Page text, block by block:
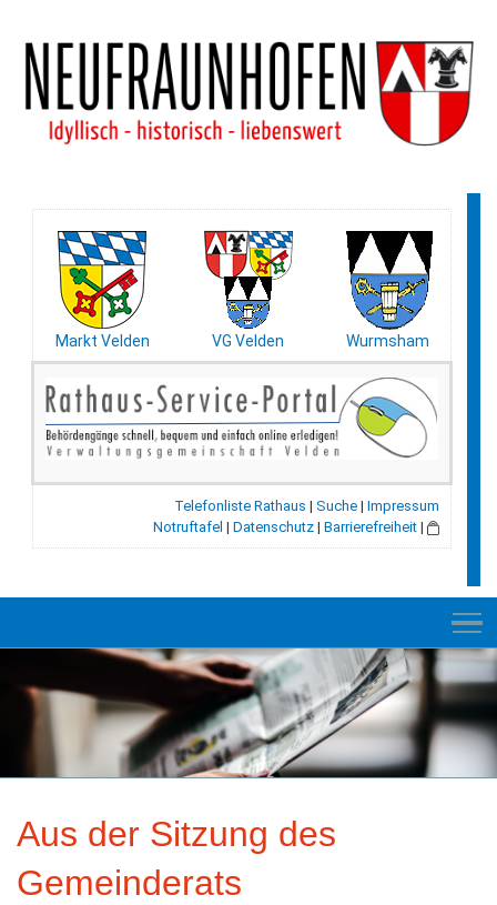
Markt Velden VG Velden Wurmsham
Telefonliste Rathaus | Suche | Impressum
Notruftafel | Datenschutz | Barrierefreiheit |
RATHAUS
GEMEINDE
GESCHICHTE
Aus der Sitzung des
Gemeinderats